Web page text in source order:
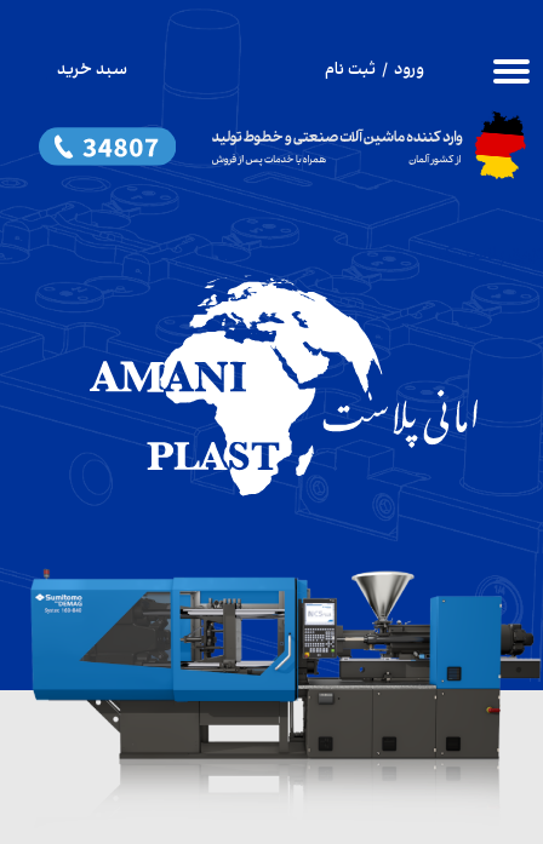
ورود / ثبت نام
حساب کاربری من
تغییر گذر واژه
سفارشات
خروج از حساب کاربری
سبد خرید
​​تزریق پلاستیک